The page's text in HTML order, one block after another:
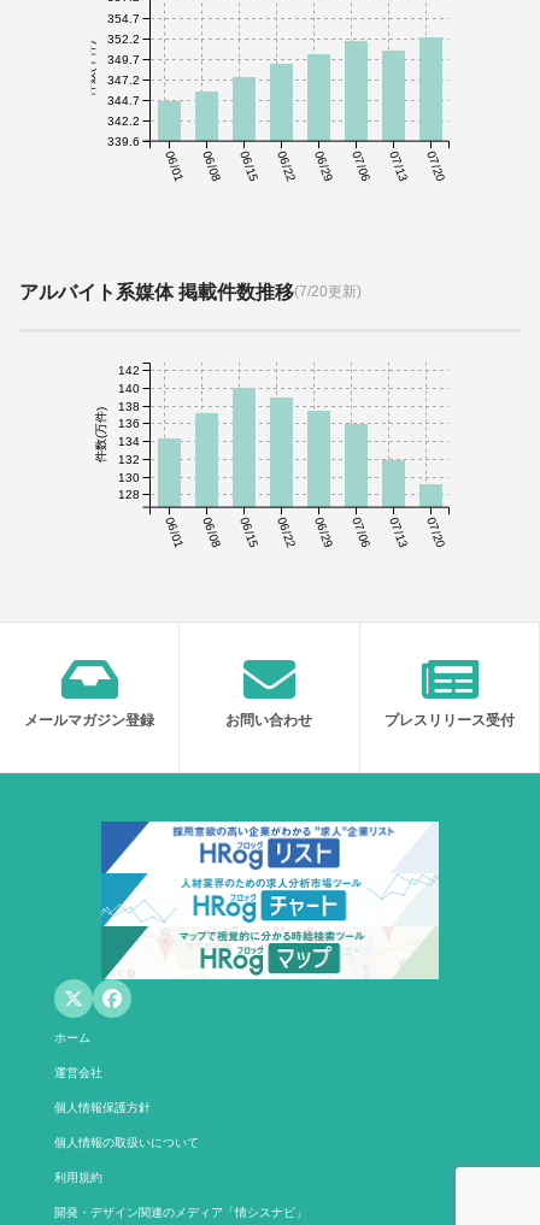
06/01 06/08 06/15 06/22 06/29 07/06 07/13 07/20
件数(千件)
339.6
342.2
344.7
347.2
349.7
352.2
354.7
アルバイト系媒体 掲載件数推移(7/20更新)
06/01 06/08 06/15 06/22 06/29 07/06 07/13 07/20
件数(万件)
128
130
132
134
136
138
140
142
メールマガジン登録 お問い合わせ プレスリリース受付
ホーム
運営会社
個人情報保護方針
個人情報の取扱いについて
利用規約
開発・デザイン関連のメディア「情シスナビ」